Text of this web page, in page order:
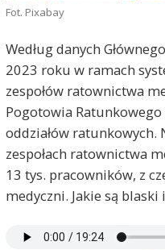
Fot. Pixabay
Według danych
2023 roku w ramach
zespołów ratownictwa
Pogotowia
oddziałów ratunkowych.
zespołach ratownictwa
13 tys. pracowników, z
medyczni. Jakie są